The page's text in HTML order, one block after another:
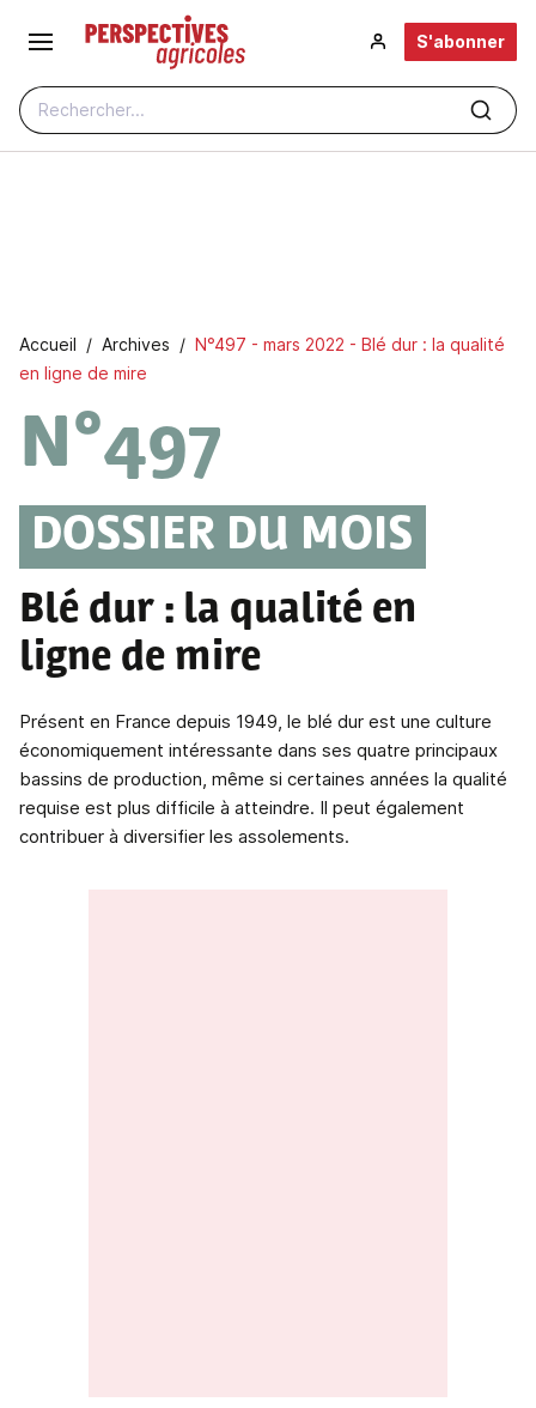
Aller au contenu principal
Rechercher...
S'abonner
Fil d'Ariane
Accueil Archives
N°497 - mars 2022 - Blé dur : la qualité
en ligne de mire
N°497
DOSSIER DU MOIS
Blé dur : la qualité en
ligne de mire
Présent en France depuis 1949, le blé dur est une culture
économiquement intéressante dans ses quatre principaux
bassins de production, même si certaines années la qualité
requise est plus difficile à atteindre. Il peut également
contribuer à diversifier les assolements.